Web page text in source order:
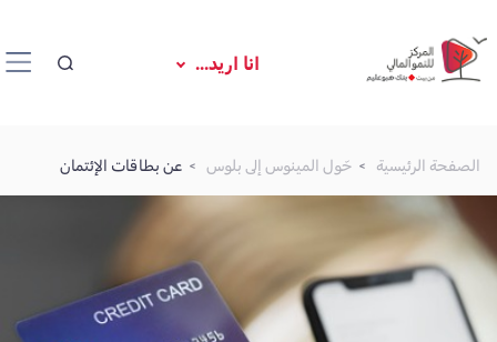
انا اريد...
الصفحة الرئيسية حّول المينوس إلى بلوس عن بطاقات الإئتمان